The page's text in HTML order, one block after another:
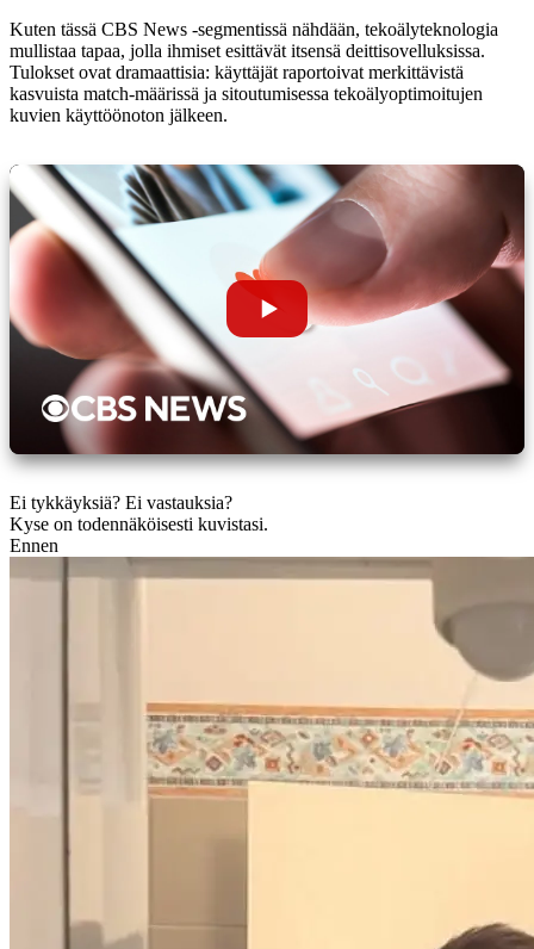
Kuten tässä CBS News -segmentissä nähdään, tekoälyteknologia
mullistaa tapaa, jolla ihmiset esittävät itsensä deittisovelluksissa.
Tulokset ovat dramaattisia: käyttäjät raportoivat merkittävistä
kasvuista match-määrissä ja sitoutumisessa tekoälyoptimoitujen
kuvien käyttöönoton jälkeen.
Ei tykkäyksiä? Ei vastauksia?
Kyse on todennäköisesti kuvistasi.
Ennen